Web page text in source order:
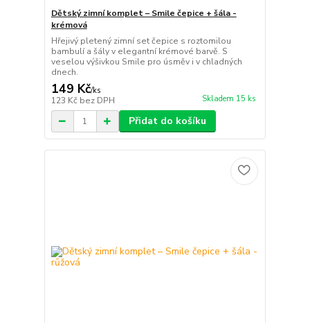
Dětský zimní komplet – Smile čepice + šála -
krémová
Hřejivý pletený zimní set čepice s roztomilou
bambulí a šály v elegantní krémové barvě. S
veselou výšivkou Smile pro úsměv i v chladných
dnech.
149 Kč/ks
123 Kč bez DPH Skladem 15 ks
Přidat do košíku